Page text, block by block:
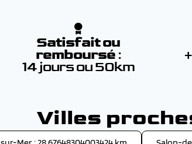
Satisfait ou
remboursé :
14 jours ou 50km
Villes